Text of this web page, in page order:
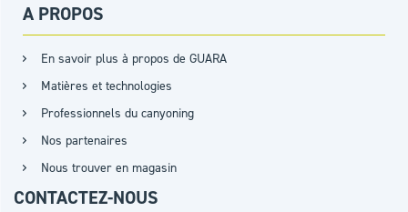
A PROPOS
En savoir plus à propos de GUARA
Matières et technologies
Professionnels du canyoning
Nos partenaires
Nous trouver en magasin
CONTACTEZ-NOUS